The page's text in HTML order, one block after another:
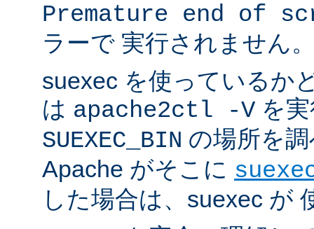
Premature end of
ラーで 実行されません
suexec を使っているか
は apache2ctl -V を
SUEXEC_BIN の場所を
Apache がそこに
した場合は、suexec が